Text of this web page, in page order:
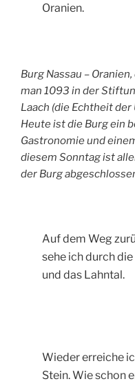
Oranien.
Burg Nassau –
man 1093 in der
Laach (die Echtheit
Heute ist die Burg ein
Gastronomie und
diesem Sonntag ist
der Burg
Auf dem Weg
sehe ich durch
und das Lahntal.
Wieder erreiche
Stein. Wie schon